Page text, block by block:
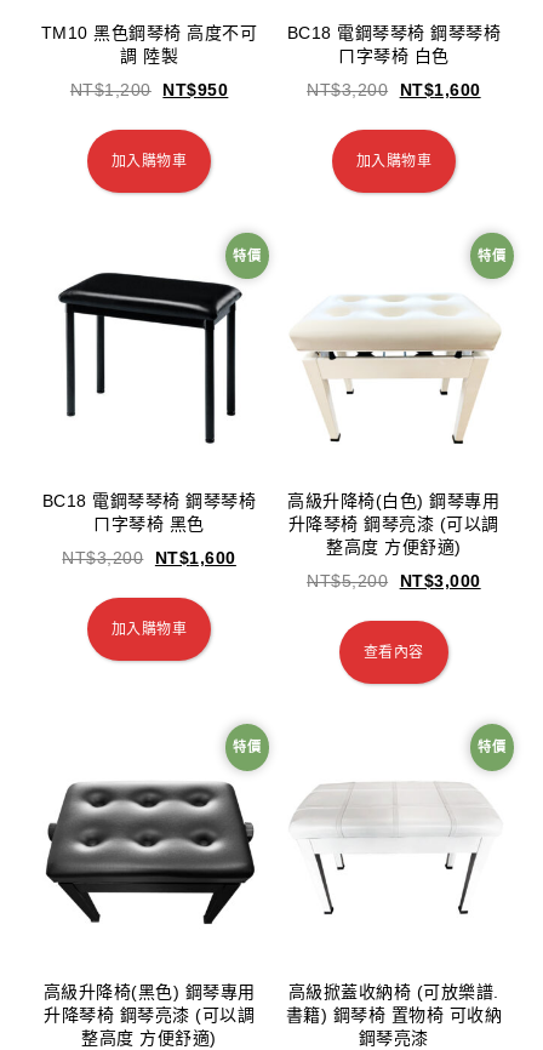
TM10 黑色鋼琴椅 高度不可
調 陸製
NT$1,200 NT$950
加入購物車
BC18 電鋼琴琴椅 鋼琴琴椅
ㄇ字琴椅 白色
NT$3,200 NT$1,600
加入購物車
特價
BC18 電鋼琴琴椅 鋼琴琴椅
ㄇ字琴椅 黑色
NT$3,200 NT$1,600
加入購物車
特價
高級升降椅(白色) 鋼琴專用
升降琴椅 鋼琴亮漆 (可以調
整高度 方便舒適)
NT$5,200 NT$3,000
查看內容
特價
高級升降椅(黑色) 鋼琴專用
升降琴椅 鋼琴亮漆 (可以調
整高度 方便舒適)
特價
高級掀蓋收納椅 (可放樂譜.
書籍) 鋼琴椅 置物椅 可收納
鋼琴亮漆